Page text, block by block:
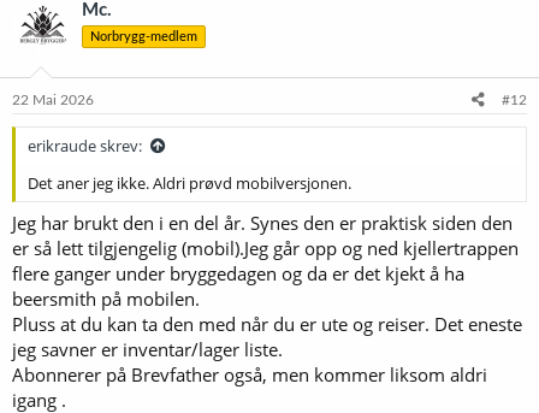
s
j
n
e
Mc.
Norbrygg-medlem
22 Mai 2026 #12
erikraude skrev:
Det aner jeg ikke. Aldri prøvd mobilversjonen.
Jeg har brukt den i en del år. Synes den er praktisk siden den
er så lett tilgjengelig (mobil).Jeg går opp og ned kjellertrappen
flere ganger under bryggedagen og da er det kjekt å ha
beersmith på mobilen.
Pluss at du kan ta den med når du er ute og reiser. Det eneste
jeg savner er inventar/lager liste.
Abonnerer på Brevfather også, men kommer liksom aldri
igang .